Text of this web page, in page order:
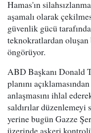
Hamas'ın
aşamalı olarak
güvenlik gücü
teknokratlardan
öngörüyor.
ABD Başkanı Donald
planını
anlaşmasını ihlal
saldırılar
yerine bugün Gazze
üzerinde askeri